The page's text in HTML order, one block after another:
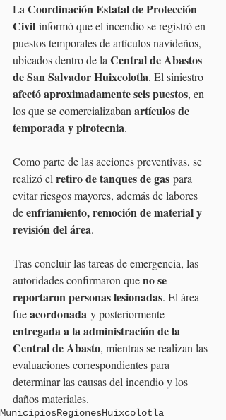
La Coordinación Estatal de Protección
Civil informó que el incendio se registró en
puestos temporales de artículos navideños,
ubicados dentro de la Central de Abastos
de San Salvador Huixcolotla. El siniestro
afectó aproximadamente seis puestos, en
los que se comercializaban artículos de
temporada y pirotecnia.
Como parte de las acciones preventivas, se
realizó el retiro de tanques de gas para
evitar riesgos mayores, además de labores
de enfriamiento, remoción de material y
revisión del área.
Tras concluir las tareas de emergencia, las
autoridades confirmaron que no se
reportaron personas lesionadas. El área
fue acordonada y posteriormente
entregada a la administración de la
Central de Abasto, mientras se realizan las
evaluaciones correspondientes para
determinar las causas del incendio y los
daños materiales.
MunicipiosRegionesHuixcolotla